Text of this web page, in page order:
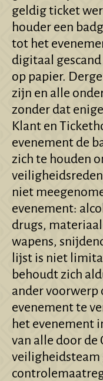
geldig ticket
houder een
tot het
digitaal
op papier.
zijn en alle
zonder dat
Klant en
evenement de
zich te houden
niet
evenement:
drugs,
wapens,
lijst is niet
behoudt zich
ander voorwerp
evenement te
het evenement
van alle door
veiligheidsteam